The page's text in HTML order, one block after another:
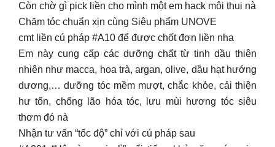
Còn chờ gì pick liền cho mình một em hack môi thui nà
Chăm tóc chuẩn xịn cùng Siêu phẩm UNOVE
cmt liền cú pháp #A10 để được chốt đơn liền nha
Em này cung cấp các dưỡng chất từ tinh dầu thiên
nhiên như macca, hoa trà, argan, olive, dầu hạt hướng
dương,… dưỡng tóc mềm mượt, chắc khỏe, cải thiện
hư tổn, chống lão hóa tóc, lưu mùi hương tóc siêu
thơm đó nà
Nhận tư vấn “tốc độ” chỉ với cú pháp sau